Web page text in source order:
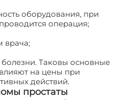
оборудования, при
операция;
врача;
болезни. Таковы основные
на цены при
действий.
простаты